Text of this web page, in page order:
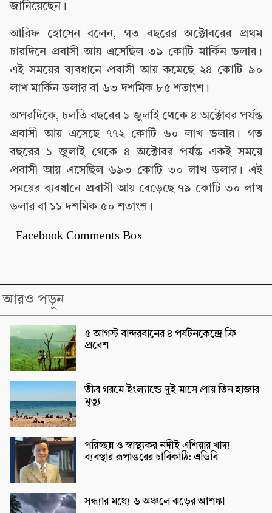
জানিয়েছেন।
আরিফ হোসেন বলেন, গত বছরের অক্টোবরের প্রথম
চারদিনে প্রবাসী আয় এসেছিল ৩৯ কোটি মার্কিন ডলার।
এই সময়ের ব্যবধানে প্রবাসী আয় কমেছে ২৪ কোটি ৯০
লাখ মার্কিন ডলার বা ৬৩ দশমিক ৮৫ শতাংশ।
অপরদিকে, চলতি বছরের ১ জুলাই থেকে ৪ অক্টোবর পর্যন্ত
প্রবাসী আয় এসেছে ৭৭২ কোটি ৬০ লাখ ডলার। গত
বছরের ১ জুলাই থেকে ৪ অক্টোবর পর্যন্ত একই সময়ে
প্রবাসী আয় এসেছিল ৬৯৩ কোটি ৩০ লাখ ডলার। এই
সময়ের ব্যবধানে প্রবাসী আয় বেড়েছে ৭৯ কোটি ৩০ লাখ
ডলার বা ১১ দশমিক ৫০ শতাংশ।
Facebook Comments Box
আরও পড়ুন
৫ আগস্ট বান্দরবানের ৪ পর্যটনকেন্দ্রে ফ্রি
প্রবেশ
তীব্র গরমে ইংল্যান্ডে দুই মাসে প্রায় তিন হাজার
মৃত্যু
পরিচ্ছন্ন ও স্বাস্থ্যকর নদীই এশিয়ার খাদ্য
ব্যবস্থার রূপান্তরের চাবিকাঠি: এডিবি
সন্ধ্যার মধ্যে ৬ অঞ্চলে ঝড়ের আশঙ্কা